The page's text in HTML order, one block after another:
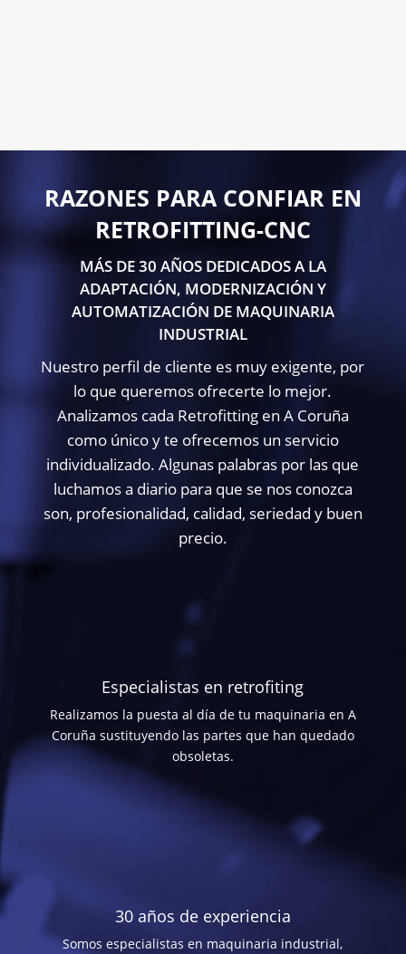
RAZONES PARA CONFIAR EN
RETROFITTING-CNC
MÁS DE 30 AÑOS DEDICADOS A LA
ADAPTACIÓN, MODERNIZACIÓN Y
AUTOMATIZACIÓN DE MAQUINARIA
INDUSTRIAL
Nuestro perfil de cliente es muy exigente, por
lo que queremos ofrecerte lo mejor.
Analizamos cada Retrofitting en A Coruña
como único y te ofrecemos un servicio
individualizado. Algunas palabras por las que
luchamos a diario para que se nos conozca
son, profesionalidad, calidad, seriedad y buen
precio.
Especialistas en retrofiting
Realizamos la puesta al día de tu maquinaria en A
Coruña sustituyendo las partes que han quedado
obsoletas.
30 años de experiencia
Somos especialistas en maquinaria industrial,